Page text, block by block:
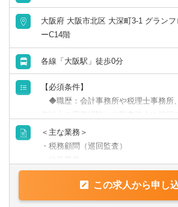
大阪府 大阪市北区 大深町3-1 グラン
ーC14階
各線「大阪駅」徒歩0分
【必須条件】
◆職歴：会計事務所や税理士事務所
年以上の実務経験（※監査法人や銀行
ウントされません）
◆経験：顧問先への巡回監査経験
【歓迎条件】
＜主な業務＞
・税務顧問（巡回監査）
・タックスコンサルティング
・会社設立支援
この求人から申し